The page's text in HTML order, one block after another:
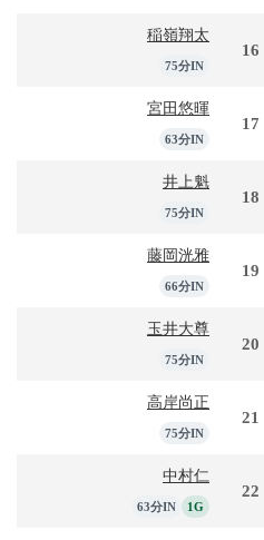
稲嶺翔太
75分IN
16
宮田悠暉
63分IN
17
井上魁
75分IN
18
藤岡洸雅
66分IN
19
玉井大尊
75分IN
20
高岸尚正
75分IN
21
中村仁
63分IN 1G
22